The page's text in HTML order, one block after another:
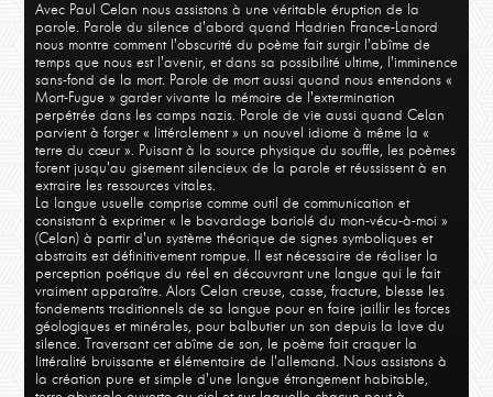
Avec Paul Celan nous assistons à une véritable éruption de la
parole. Parole du silence d'abord quand Hadrien France-Lanord
nous montre comment l'obscurité du poème fait surgir l'abîme de
temps que nous est l'avenir, et dans sa possibilité ultime, l'imminence
sans-fond de la mort. Parole de mort aussi quand nous entendons «
Mort-Fugue » garder vivante la mémoire de l'extermination
perpétrée dans les camps nazis. Parole de vie aussi quand Celan
parvient à forger « littéralement » un nouvel idiome à même la «
terre du cœur ». Puisant à la source physique du souffle, les poèmes
forent jusqu'au gisement silencieux de la parole et réussissent à en
extraire les ressources vitales.
La langue usuelle comprise comme outil de communication et
consistant à exprimer « le bavardage bariolé du mon-vécu-à-moi »
(Celan) à partir d'un système théorique de signes symboliques et
abstraits est définitivement rompue. Il est nécessaire de réaliser la
perception poétique du réel en découvrant une langue qui le fait
vraiment apparaître. Alors Celan creuse, casse, fracture, blesse les
fondements traditionnels de sa langue pour en faire jaillir les forces
géologiques et minérales, pour balbutier un son depuis la lave du
silence. Traversant cet abîme de son, le poème fait craquer la
littéralité bruissante et élémentaire de l'allemand. Nous assistons à
la création pure et simple d'une langue étrangement habitable,